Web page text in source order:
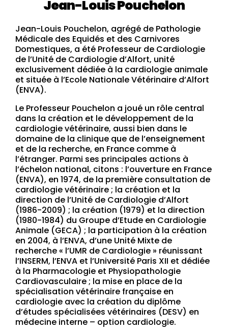
Jean-Louis Pouchelon
Jean-Louis Pouchelon, agrégé de Pathologie
Médicale des Equidés et des Carnivores
Domestiques, a été Professeur de Cardiologie
de l’Unité de Cardiologie d’Alfort, unité
exclusivement dédiée à la cardiologie animale
et située à l’Ecole Nationale Vétérinaire d’Alfort
(ENVA).
Le Professeur Pouchelon a joué un rôle central
dans la création et le développement de la
cardiologie vétérinaire, aussi bien dans le
domaine de la clinique que de l’enseignement
et de la recherche, en France comme à
l’étranger. Parmi ses principales actions à
l’échelon national, citons : l’ouverture en France
(ENVA), en 1974, de la première consultation de
cardiologie vétérinaire ; la création et la
direction de l’Unité de Cardiologie d’Alfort
(1986-2009) ; la création (1979) et la direction
(1980-1984) du Groupe d’Etude en Cardiologie
Animale (GECA) ; la participation à la création
en 2004, à l’ENVA, d’une Unité Mixte de
recherche « l’UMR de Cardiologie » réunissant
l’INSERM, l’ENVA et l’Université Paris XII et dédiée
à la Pharmacologie et Physiopathologie
Cardiovasculaire ; la mise en place de la
spécialisation vétérinaire française en
cardiologie avec la création du diplôme
d’études spécialisées vétérinaires (DESV) en
médecine interne – option cardiologie.